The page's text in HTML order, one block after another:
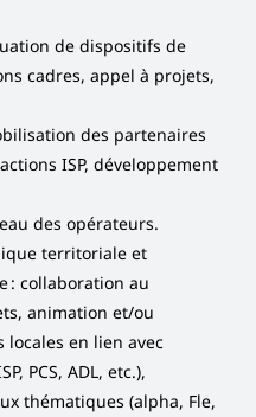
de dispositifs de
cadres, appel à projets,
des partenaires
ISP, développement
des opérateurs.
territoriale et
: collaboration au
animation et/ou
en lien avec
PCS, ADL, etc.),
thématiques (alpha, Fle,